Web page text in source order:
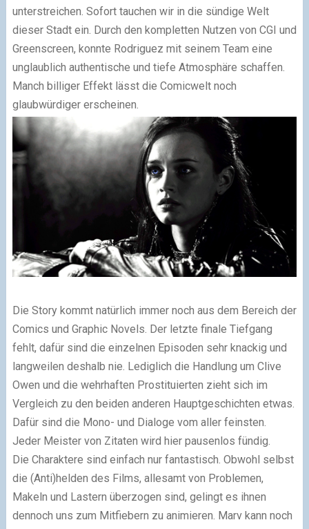
unterstreichen. Sofort tauchen wir in die sündige Welt
dieser Stadt ein. Durch den kompletten Nutzen von CGI und
Greenscreen, konnte Rodriguez mit seinem Team eine
unglaublich authentische und tiefe Atmosphäre schaffen.
Manch billiger Effekt lässt die Comicwelt noch
glaubwürdiger erscheinen.
Die Story kommt natürlich immer noch aus dem Bereich der
Comics und Graphic Novels. Der letzte finale Tiefgang
fehlt, dafür sind die einzelnen Episoden sehr knackig und
langweilen deshalb nie. Lediglich die Handlung um Clive
Owen und die wehrhaften Prostituierten zieht sich im
Vergleich zu den beiden anderen Hauptgeschichten etwas.
Dafür sind die Mono- und Dialoge vom aller feinsten.
Jeder Meister von Zitaten wird hier pausenlos fündig.
Die Charaktere sind einfach nur fantastisch. Obwohl selbst
die (Anti)helden des Films, allesamt von Problemen,
Makeln und Lastern überzogen sind, gelingt es ihnen
dennoch uns zum Mitfiebern zu animieren. Marv kann noch